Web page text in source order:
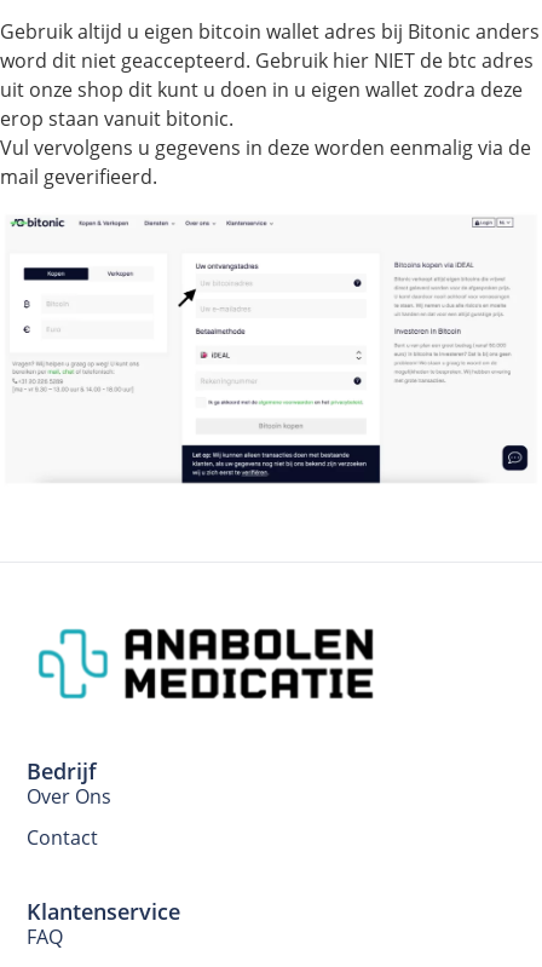
Gebruik altijd u eigen bitcoin wallet adres bij Bitonic anders
word dit niet geaccepteerd. Gebruik hier NIET de btc adres
uit onze shop dit kunt u doen in u eigen wallet zodra deze
erop staan vanuit bitonic.
Vul vervolgens u gegevens in deze worden eenmalig via de
mail geverifieerd.
Bedrijf
Over Ons
Contact
Klantenservice
FAQ